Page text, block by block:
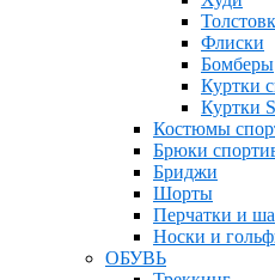
Флиски
Бомберы
Куртки
Куртки
Костюмы
Брюки
Бриджи
Шорты
Перчатки и
Носки и
ОБУВЬ